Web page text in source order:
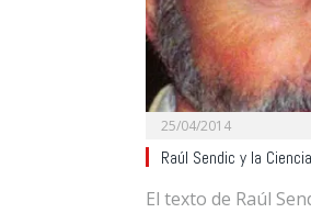
25/04/2014
Raúl Sendic y la Ciencia
El texto de Raúl